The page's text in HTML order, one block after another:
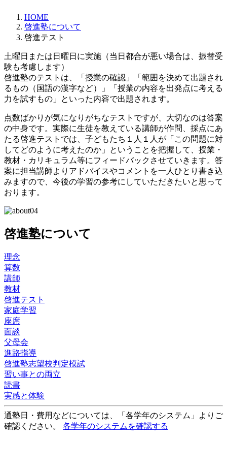
HOME
啓進塾について
啓進テスト
土曜日または日曜日に実施（当日都合が悪い場合は、振替受
験も考慮します）
啓進塾のテストは、「授業の確認」「範囲を決めて出題され
るもの（国語の漢字など）」「授業の内容を出発点に考える
力を試すもの」といった内容で出題されます。
点数ばかりが気になりがちなテストですが、大切なのは答案
の中身です。実際に生徒を教えている講師が作問、採点にあ
たる啓進テストでは、子どもたち１人１人が「この問題に対
してどのように考えたのか」ということを把握して、授業・
教材・カリキュラム等にフィードバックさせていきます。答
案に担当講師よりアドバイスやコメントを一人ひとり書き込
みますので、今後の学習の参考にしていただきたいと思って
おります。
啓進塾について
理念
算数
講師
教材
啓進テスト
家庭学習
座席
面談
父母会
進路指導
啓進塾志望校判定模試
習い事との両立
読書
実感と体験
通塾日・費用などについては、「各学年のシステム」よりご
確認ください。 各学年のシステムを確認する